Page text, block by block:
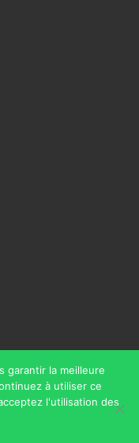
droits réservés
garantir la meilleure
à utiliser ce
l'utilisation des